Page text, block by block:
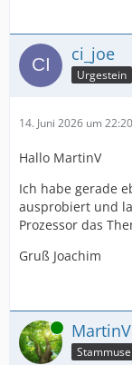
ci_joe
Urgestein
14. Juni 2026 um 22:20
Hallo MartinV
Ich habe gerade
ausprobiert und
Prozessor das
Gruß Joachim
Online MartinV